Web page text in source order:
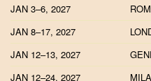
JAN 3–6, 2027
JAN 8–17, 2027
JAN 12–13, 2027
JAN 12–24, 2027